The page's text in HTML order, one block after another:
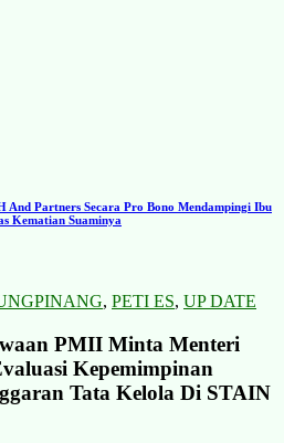
Partners Secara Pro Bono Mendampingi Ibu
Kematian Suaminya
, PETI ES, UP DATE
PMII Minta Menteri
Kepemimpinan
Tata Kelola Di STAIN